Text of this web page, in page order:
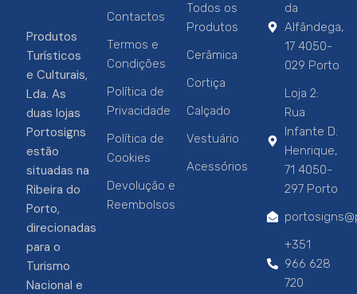
Produtos
Turísticos
e Culturais,
Lda. As
duas lojas
Portosigns
estão
situadas na
Ribeira do
Porto,
direcionadas
para o
Turismo
Nacional e
Contactos
Termos e
Condições
Política de
Privacidade
Política de
Cookies
Devolução e
Reembolsos
Todos os
Produtos
Cerâmica
Cortiça
Calçado
Vestuário
Acessórios
da
Alfândega,
17 4050-
029 Porto
Loja 2:
Rua
Infante D.
Henrique,
71 4050-
297 Porto
+351
966 628
720